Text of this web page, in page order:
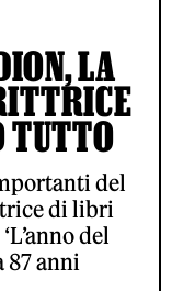
LA
TUTTO
del
di libri
del
87 anni